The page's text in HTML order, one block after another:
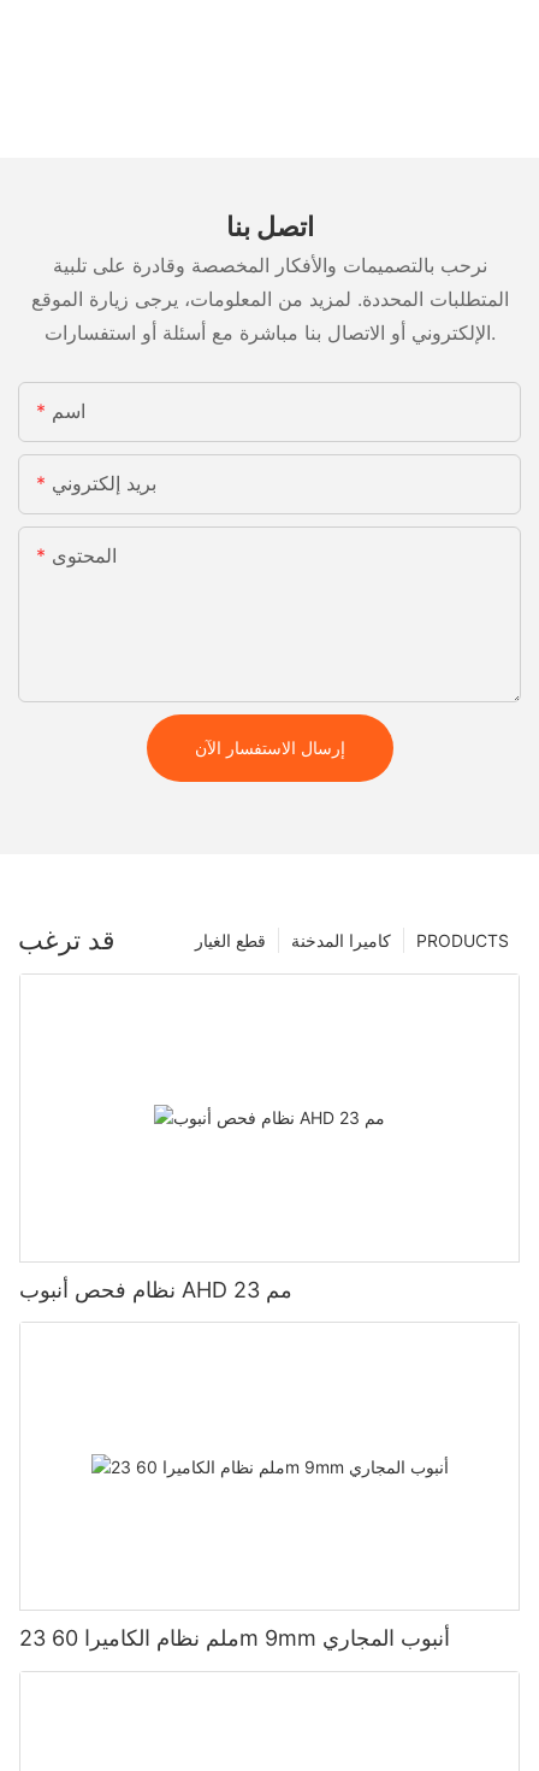
اتصل بنا
نرحب بالتصميمات والأفكار المخصصة وقادرة على تلبية
المتطلبات المحددة. لمزيد من المعلومات، يرجى زيارة الموقع
الإلكتروني أو الاتصال بنا مباشرة مع أسئلة أو استفسارات.
اسم
بريد إلكتروني
المحتوى
إرسال الاستفسار الآن
قد ترغب PRODUCTS كاميرا المدخنة قطع الغيار
نظام فحص أنبوب AHD 23 مم
23 ملم نظام الكاميرا 60m 9mm أنبوب المجاري